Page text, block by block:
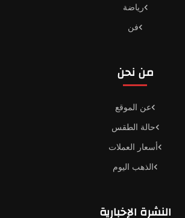
رياضة
فن
من نحن
عن الموقع
حالة الطقس
أسعار العملات
الذهب اليوم
النشرة الإخبارية